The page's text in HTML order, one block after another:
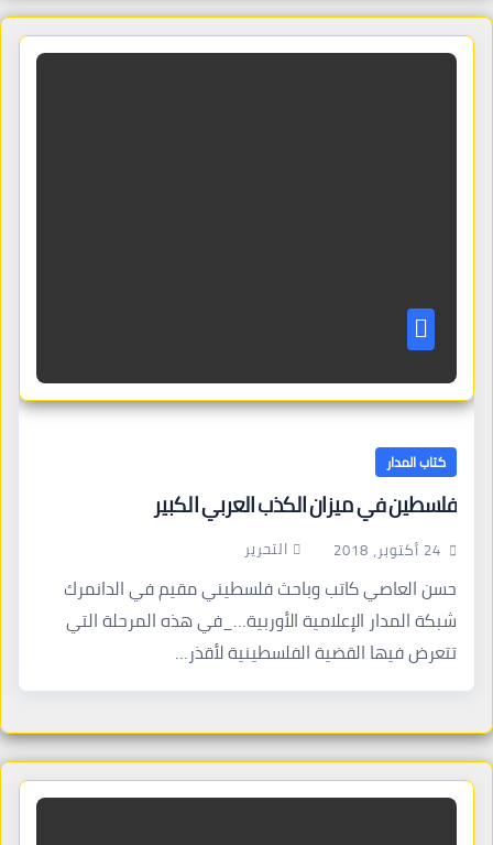
كتاب المدار
فلسطين في ميزان الكذب العربي الكبير
24 أكتوبر، 2018 التحرير
حسن العاصي كاتب وباحث فلسطيني مقيم في الدانمرك
شبكة المدار الإعلامية الأوربية…_في هذه المرحلة التي
تتعرض فيها القضية الفلسطينية لأقذر…